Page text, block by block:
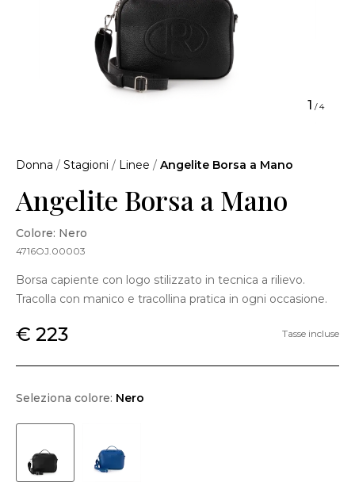
1 /4
Donna / Stagioni / Linee / Angelite Borsa a Mano
Angelite Borsa a Mano
Colore: Nero
4716OJ.00003
Borsa capiente con logo stilizzato in tecnica a rilievo.
Tracolla con manico e tracollina pratica in ogni occasione.
€ 223 Tasse incluse
Seleziona colore: Nero